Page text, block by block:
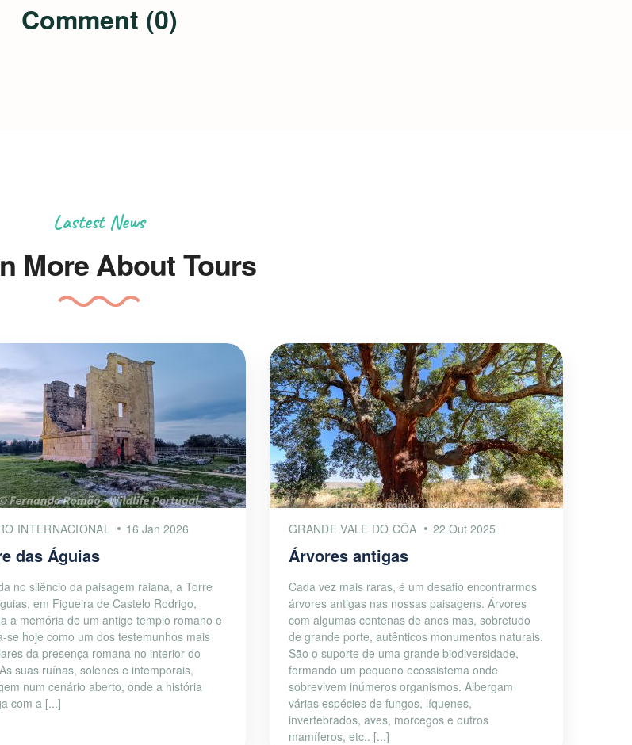
Comment (0)
Lastest News
More About Tours
INTERNACIONAL 16 Jan 2026
das Águias
no silêncio da paisagem raiana, a Torre
em Figueira de Castelo Rodrigo,
a memória de um antigo templo romano e
se hoje como um dos testemunhos mais
da presença romana no interior do
suas ruínas, solenes e intemporais,
num cenário aberto, onde a história
com a [...]
GRANDE VALE DO CÔA 22 Out 2025
Árvores antigas
Cada vez mais raras, é um desafio encontrarmos
árvores antigas nas nossas paisagens. Árvores
com algumas centenas de anos mas, sobretudo
de grande porte, autênticos monumentos naturais.
São o suporte de uma grande biodiversidade,
formando um pequeno ecossistema onde
sobrevivem inúmeros organismos. Albergam
várias espécies de fungos, líquenes,
invertebrados, aves, morcegos e outros
mamíferos, etc.. [...]